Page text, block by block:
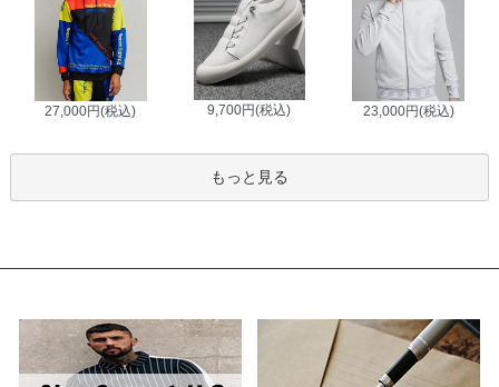
27,000円(税込) 9,700円(税込) 23,000円(税込)
もっと見る